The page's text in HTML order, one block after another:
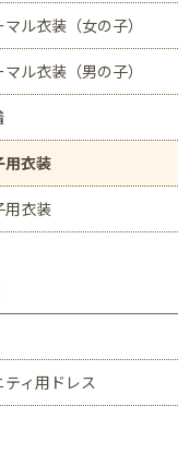
マル衣装（女の子）
マル衣装（男の子）
用衣装
用衣装
ティ用ドレス